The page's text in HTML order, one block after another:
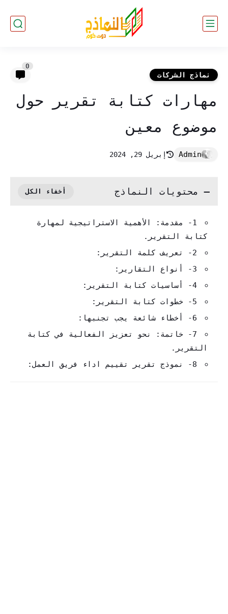
نماذج الشركات
0
مهارات كتابة تقرير حول
موضوع معين
إبريل 29, 2024
محتويات النماذج
1- مقدمة: الأهمية الاستراتيجية لمهارة
كتابة التقرير.
2- تعريف كلمة التقرير:
3- أنواع التقارير:
4- أساسيات كتابة التقرير:
5- خطوات كتابة التقرير:
6- أخطاء شائعة يجب تجنبها:
7- خاتمة: نحو تعزيز الفعالية في كتابة
التقرير.
8- نموذج تقرير تقييم اداء فريق العمل: